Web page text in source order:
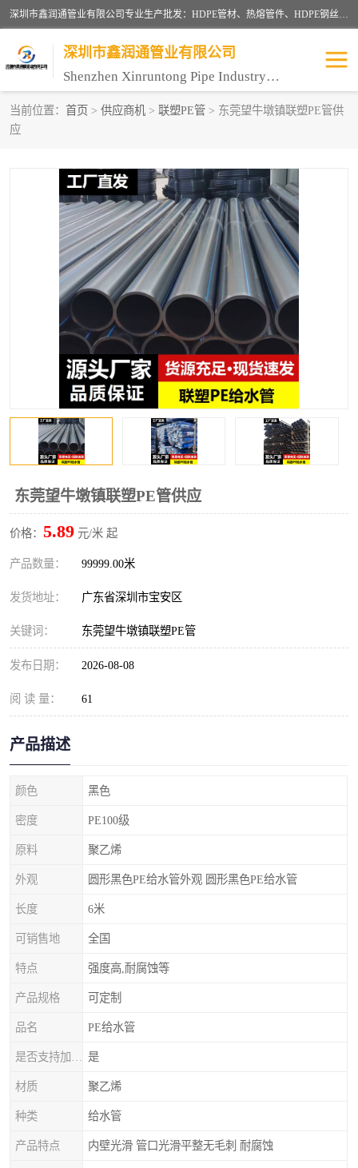
深圳市鑫润通管业有限公司专业生产批发：HDPE管材、热熔管件、HDPE钢丝骨架管、电熔管件、HDPE双壁波纹管、MPP电力管、井盖、PVC管材管件、PPR管材管件等；公司自创建以来，始终秉承“团结、务实、创新、守信”的服务宗旨，凭借专业的服务以及多年的勤奋拼搏，发展成为一家专业销售各种管材管件，绝缘电工套管及配件等系列产品的贸易公司。
深圳市鑫润通管业有限公司
Shenzhen Xinruntong Pipe Industry Co., Ltd
当前位置： 首页 > 供应商机 > 联塑PE管 > 东莞望牛墩镇联塑PE管供
应
东莞望牛墩镇联塑PE管供应
价格： 5.89 元/米 起
产品数量： 99999.00米
发货地址： 广东省深圳市宝安区
关键词： 东莞望牛墩镇联塑PE管
发布日期： 2026-08-08
阅 读 量： 61
产品描述
颜色 黑色
密度 PE100级
原料 聚乙烯
外观 圆形黑色PE给水管外观 圆形黑色PE给水管
长度 6米
可销售地 全国
特点 强度高,耐腐蚀等
产品规格 可定制
品名 PE给水管
是
材质 聚乙烯
种类 给水管
产品特点 内壁光滑 管口光滑平整无毛刺 耐腐蚀
HDPE双壁波纹管 HDPE电力通讯管
UPVC电力通讯管 MPP电力通信管
联塑PVC管 联塑PPR管
联塑PE管 联塑家装红蓝线管